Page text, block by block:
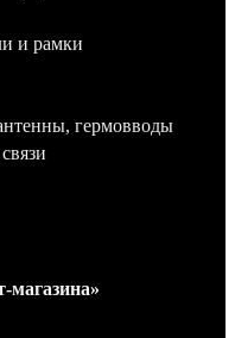
и рамки
гермовводы